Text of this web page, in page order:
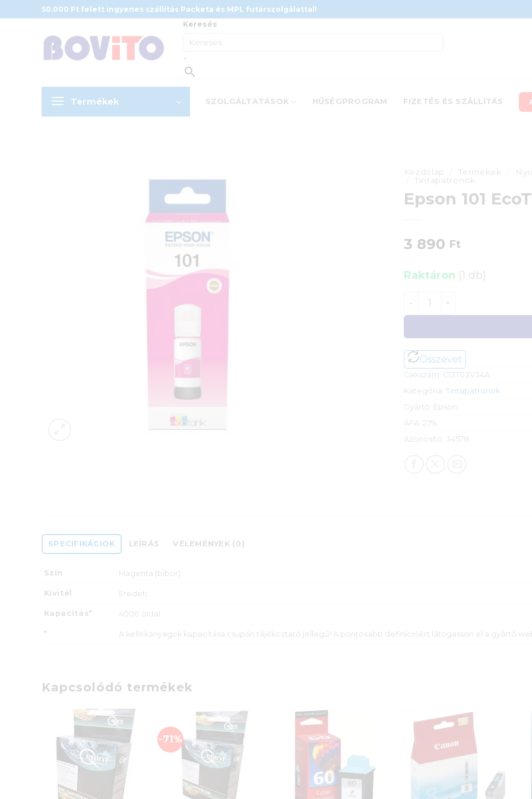
to
50.000 Ft felett ingyenes szállítás Packeta és MPL futárszolgálattal!
Keresés
×
Termékek SZOLGÁLTATÁSOK HŰSÉGPROGRAM FIZETÉS ÉS SZÁLLÍTÁS
Kezdőlap Termékek
Tintapatronok
Epson 101
3 890 Ft
Raktáron (1 db)
Epson 101 EcoTank tinta
Összevet
Cikkszám: C13T03V34A
Kategória: Tintapatronok
Gyártó: Epson
ÁFA: 27%
Azonosító: 34578
SPECIFIKÁCIÓK LEÍRÁS VÉLEMÉNYEK (0)
Szín Magenta (bíbor)
Kivitel Eredeti
Kapacitás* 4000 oldal
* A kellékanyagok kapacitása csupán tájékoztató jellegű! A pontosabb definícióért látogasson el a gyártó
Kapcsolódó termékek
-71%